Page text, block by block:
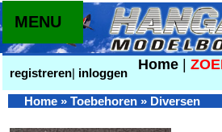
registreren| inloggen
Home
MENU
Home » Toebehoren » Diversen